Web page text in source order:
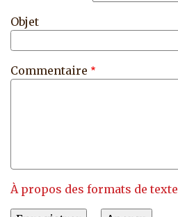
Objet
Commentaire
À propos des formats de texte